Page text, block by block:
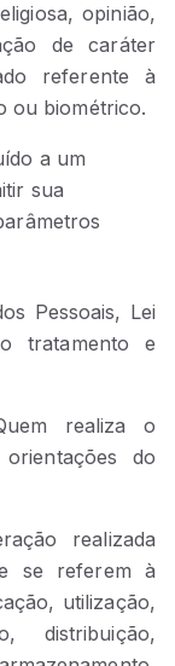
opinião,
de caráter
referente à
ou biométrico.
a um
sua
Pessoais, Lei
tratamento e
realiza o
do
realizada
se referem à
utilização,
distribuição,